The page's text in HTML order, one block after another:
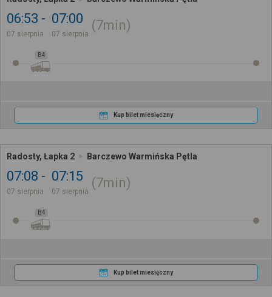
06:53
07 sierpnia
07:00
07 sierpnia
7min
B4
Kup bilet miesięczny
Radosty, Łapka 2 Barczewo Warmińska Pętla
07:08
07 sierpnia
07:15
07 sierpnia
7min
B4
Kup bilet miesięczny